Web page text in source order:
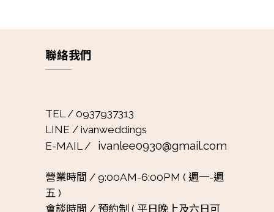
聯絡我們
TEL / 0937937313
LINE / ivanweddings
E-MAIL / ivanlee0930@gmail.com
營業時間 / 9:00AM-6:00PM ( 週一-週
五 )
會談時間 / 預約制 ( 平日晚上及六日可